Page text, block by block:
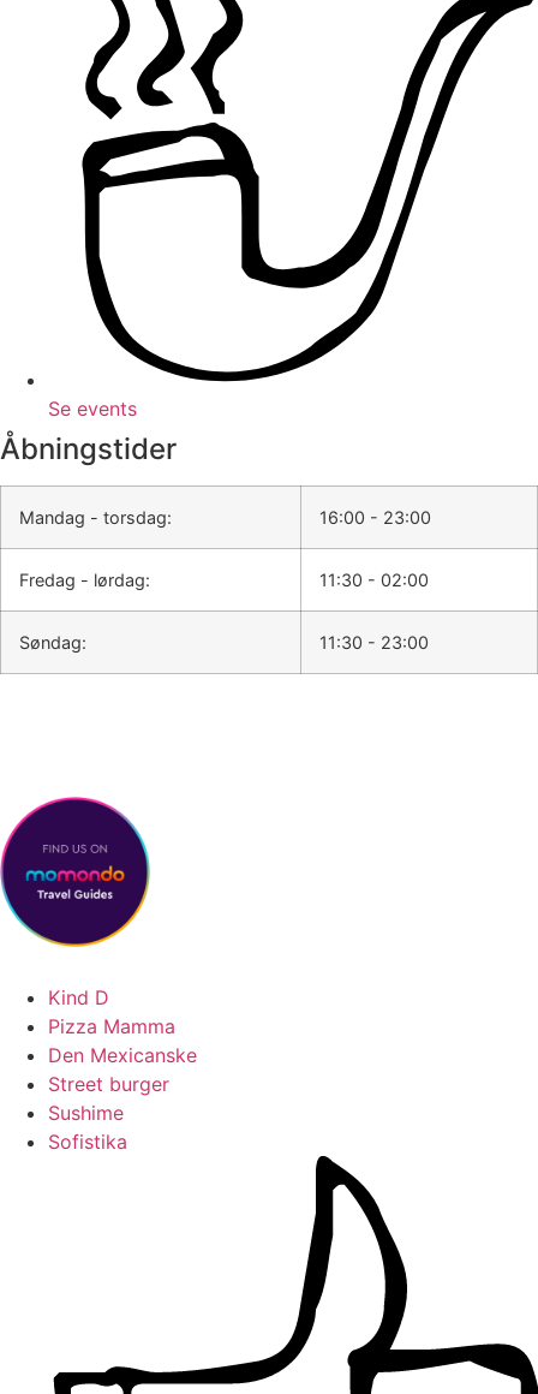
Se events
Åbningstider
Mandag - torsdag: 16:00 - 23:00
Fredag - lørdag: 11:30 - 02:00
Søndag: 11:30 - 23:00
Kind D
Pizza Mamma
Den Mexicanske
Street burger
Sushime
Sofistika